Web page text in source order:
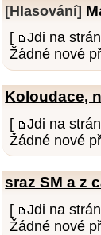
[Hlasování]
[ Jdi na
Žádné nové
Koloudace,
[ Jdi na
Žádné nové
sraz SM a z
[ Jdi na
Žádné nové